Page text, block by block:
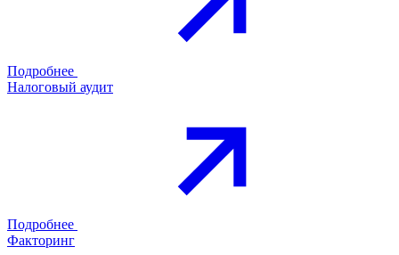
Подробнее
Налоговый аудит
Подробнее
Факторинг